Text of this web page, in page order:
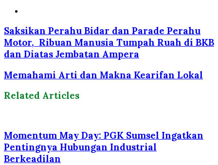
Saksikan Perahu Bidar dan Parade Perahu
Motor, Ribuan Manusia Tumpah Ruah di BKB
dan Diatas Jembatan Ampera
Memahami Arti dan Makna Kearifan Lokal
Related Articles
Momentum May Day: PGK Sumsel Ingatkan
Pentingnya Hubungan Industrial
Berkeadilan